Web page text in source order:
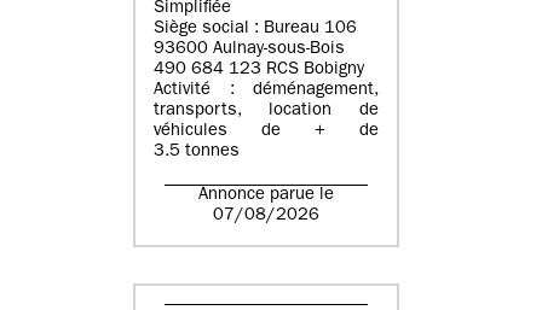
Simplifiée
Siège social : Bureau 106
93600 Aulnay-sous-Bois
490 684 123 RCS Bobigny
Activité : déménagement,
transports, location de
véhicules de + de
3.5 tonnes
Annonce parue le
07/08/2026